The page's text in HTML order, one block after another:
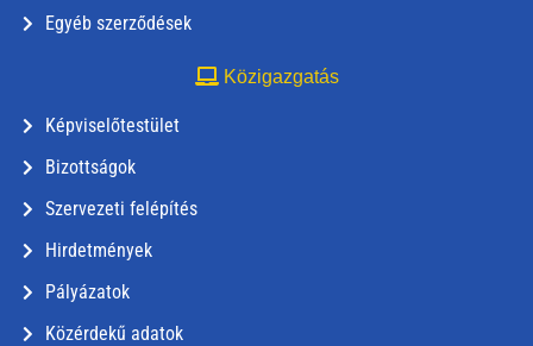
Egyéb szerződések
Közigazgatás
Képviselőtestület
Bizottságok
Szervezeti felépítés
Hirdetmények
Pályázatok
Közérdekű adatok